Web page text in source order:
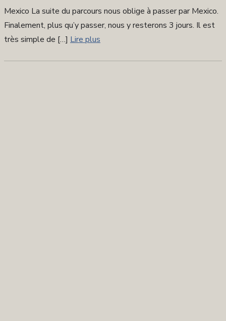
Mexico La suite du parcours nous oblige à passer par Mexico.
Finalement, plus qu’y passer, nous y resterons 3 jours. Il est
très simple de […] Lire plus